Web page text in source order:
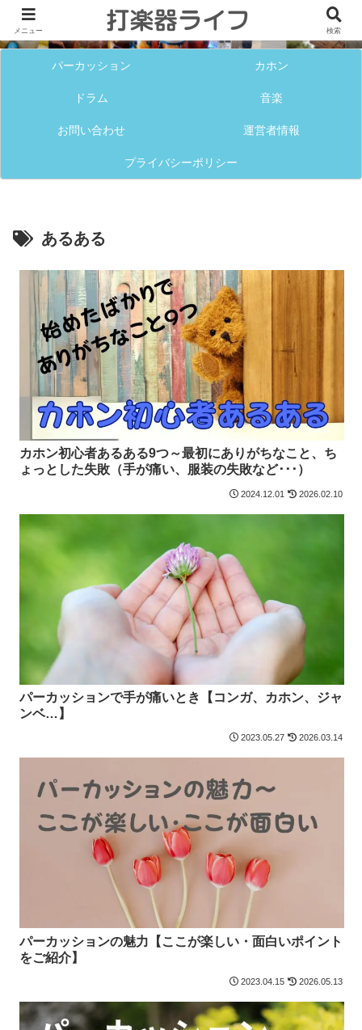
パーカッション カホン
ドラム 音楽
お問い合わせ 運営者情報
プライバシーポリシー
あるある
カホン初心者あるある9つ～最初にありがちなこと、ち
ょっとした失敗（手が痛い、服装の失敗など･･･）
2024.12.01 2026.02.10
パーカッションで手が痛いとき【コンガ、カホン、ジャ
ンベ…】
2023.05.27 2026.03.14
パーカッションの魅力【ここが楽しい・面白いポイント
をご紹介】
2023.04.15 2026.05.13
メニュー 検索